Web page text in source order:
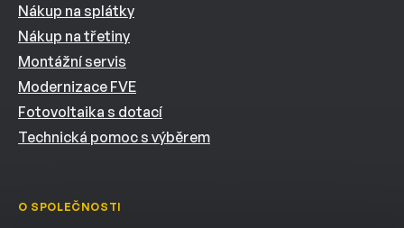
Nákup na splátky
Nákup na třetiny
Montážní servis
Modernizace FVE
Fotovoltaika s dotací
Technická pomoc s výběrem
O SPOLEČNOSTI